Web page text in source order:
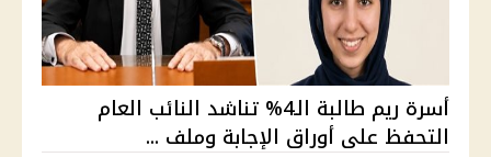
أسرة ريم طالبة الـ4% تناشد النائب العام
التحفظ على أوراق الإجابة وملف ...